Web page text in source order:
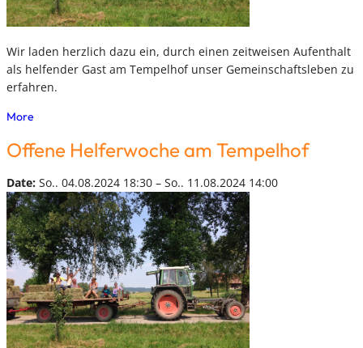
Wir laden herzlich dazu ein, durch einen zeitweisen Aufenthalt
als helfender Gast am Tempelhof unser Gemeinschaftsleben zu
erfahren.
More
Offene Helferwoche am Tempelhof
Date: So.. 04.08.2024 18:30 – So.. 11.08.2024 14:00